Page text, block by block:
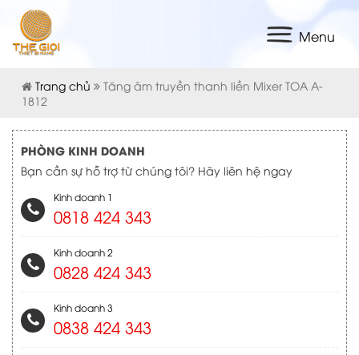
Menu
Trang chủ
Tăng âm truyền thanh liền Mixer TOA A-
1812
PHÒNG KINH DOANH
Bạn cần sự hỗ trợ từ chúng tôi? Hãy liên hệ ngay
Kinh doanh 1
0818 424 343
Kinh doanh 2
0828 424 343
Kinh doanh 3
0838 424 343